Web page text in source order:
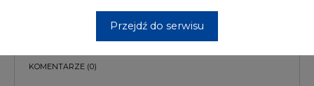
Przejdź do serwisu
(0)